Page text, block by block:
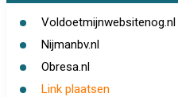
Voldoetmijnwebsitenog.nl
Nijmanbv.nl
Obresa.nl
Link plaatsen